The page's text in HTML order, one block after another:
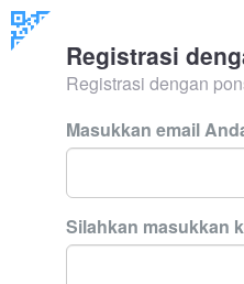
Registrasi
Registrasi dengan
Masukkan email
Silahkan masukkan